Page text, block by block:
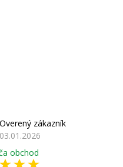
Overený zákazník
03.01.2026
obchod